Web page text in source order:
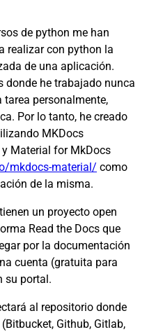
de python me han
realizar con python la
de una aplicación.
donde he trabajado nunca
tarea personalmente,
Por lo tanto, he creado
MKDocs
y Material for MkDocs
mkdocs-material/ como
de la misma.
un proyecto open
Read the Docs que
por la documentación
cuenta (gratuita para
su portal.
al repositorio donde
Github, Gitlab,